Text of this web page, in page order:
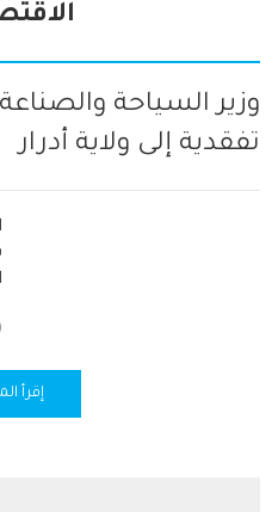
وزير السياحة والصناعة
تفقدية إلى ولاية أدرار
إقرأ